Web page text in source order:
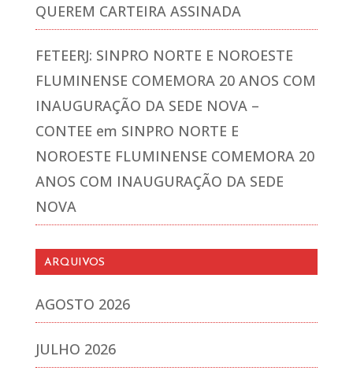
QUEREM CARTEIRA ASSINADA
FETEERJ: SINPRO NORTE E NOROESTE
FLUMINENSE COMEMORA 20 ANOS COM
INAUGURAÇÃO DA SEDE NOVA –
CONTEE em SINPRO NORTE E
NOROESTE FLUMINENSE COMEMORA 20
ANOS COM INAUGURAÇÃO DA SEDE
NOVA
ARQUIVOS
AGOSTO 2026
JULHO 2026